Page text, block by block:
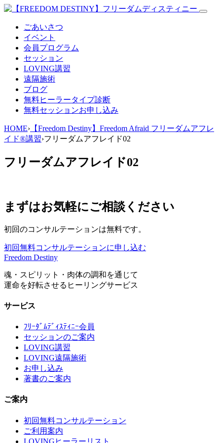
ごあいさつ
イベント
会員プログラム
セッション
LOVING講習
遠隔施術
ブログ
無料ヒーラータイプ診断
無料セッションお申し込み
HOME› 【Freedom Destiny】Freedom Afraid フリーダムアフレ
イド®講習›フリーダムアフレイド02
フリーダムアフレイド02
まずはお気軽にご相談ください
初回のコンサルテーションは無料です。
初回無料コンサルテーションに申し込む
Freedom Destiny
魂・スピリット・肉体の調和を通じて
運命を好転させるヒーリングサービス
サービス
ﾌﾘｰﾀﾞﾑﾃﾞｨｽﾃｨﾆｰ会員
セッションのご案内
LOVING講習
LOVING遠隔施術
お申し込み
著書のご案内
ご案内
初回無料コンサルテーション
ご利用案内
LOVINGヒーラーリスト